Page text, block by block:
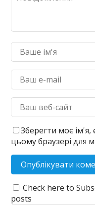
Зберегти моє ім'я,
цьому браузері для
Check here to
posts